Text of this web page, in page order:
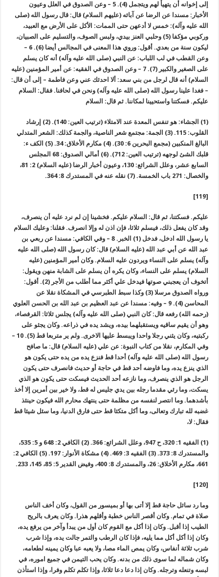
إلى إخوانه أن يتهيأ لهم ويتجمل (4). 5 – وعن الصدوق في العلل وعيون
الأخبار: مسندا عن الرضا عن آبائه (عليهم السلام) قال: قال رسول الله (صلى
الله عليه وآله): خمس لا أدعهن حتى الممات: الأكل على الأرض مع العبيد،
وركوبي مؤكفا (5) وحلبي العنز بيدي، ولبس الصوف، والتسليم على الصبيان،
ليكون سنة من بعدي. أقول: وروي هذا المعنى في المجالس أيضا (6). 6 –
وعن القطب في لب اللباب: عن النبي (صلى الله عليه وآله) أنه كان يسلم
على الصغير والكبير (7). 7 – وعن الصدوق في الفقيه: عن أمير المؤمنين (عليه
السلام) أنه قال لرجل من بني سعد: ألا احدثك عني وعن فاطمة – إلى أن قال:
– فغدا علينا رسول الله (صلى الله عليه وآله) ونحن في لحافنا. فقال: السلام
عليكم. فسكتنا واستحيينا لمكاننا. ثم قال: السلام
(1) الجشاء: هو تنفس المعدة عند الامتلاء (ترتيب العين: 140). (2) إرشاد
القلوب: 115. (3) الجمة: مجتمع شعر الناصية، والجمة كذلك: الشعر المتدلي
البالغ المنكبين (مجمع البحرين 6: 30). (4) مكارم الأخلاق: 34. (5) الكف ء:
قلبك الشئ لوجهه (ترتيب العين: 712). (6) أمالي الصدوق: 68 المجلس
السابع عشر، وعلل الشرائع: 130، وعيون أخبار الرضا (عليه السلام) 2: 81،
والخصال: 271 باب الخمسة. (7) نقله عنه في المستدرك 8: 364.
[119]
عليكم. فسكتنا، ثم قال: السلام عليكم. فخشينا إن لم نرد عليه أن ينصرف،
وقد كان يفعل ذلك، فيسلم ثلاثا، فإن اذن له وإلا انصرف. فقلنا: وعليك السلام
يا رسول الله ادخل، فدخل (1) الخبر. 8 – وفي الكافي: مسندا عن ربعي بن
عبد الله عن أبي عبد الله (عليه السلام) قال: كان رسول الله (صلى الله عليه
وآله) يسلم على النساء ويردون عليه السلام. وكان أمير المؤمنين (عليه
السلام) يسلم على النساء، وكان يكره أن يسلم على الشابة منهن ويقول:
أتخوف أن يعجبني صوتها فيدخل علي أكثر مما أطلب من الأجر (2). أقول:
ورواه الصدوق مرسلا (3) وكذا سبط الطبرسي في المشكاة نقلا عن
المحاسن (4). 9 – وفيه: مسندا عن عبد العظيم بن عبد الله بن الحسن العلوي
(رحمه الله) رفعه قال: كان النبي (صلى الله عليه وآله) يجلس ثلاثا: القرفصاء،
وهو أن يقيم ساقيه ويستقبلهما بيده، ويشد يده في ذراعه. وكان يجثو على
ركبتيه، وكان يثني رجلا واحدا ويبسط عليها الاخرى. ولم ير متربعا قط (5). 10 –
وفي المكارم، نقلا من كتاب النبوة: عن علي (عليه السلام) قال: ما صافح
رسول الله (صلى الله عليه وآله) أحدا قط فنزع يده من يده حتى يكون هو
الذي ينزع يده، وما فاوضه أحد قط في حاجة أو حديث فانصرف حتى يكون
الرجل هو الذي ينصرف، وما نازعه أحد الحديث فيسكت حتى يكون هو الذي
يسكت، وما رئي مقدما رجله بين يدي جليس له قط، ولا خير بين أمرين إلا أخذ
بأشدهما. وما انتصر لنفسه من مظلمة حتى ينتهك محارم الله فيكون حينئذ
غضبه لله تبارك وتعالى، وما أكل متكئا قط حتى فارق الدنيا، وما سئل شيئا قط
فقال: لا،
(1) الفقيه 1: 320، ح 947، وعلل الشرائع: 366. (2) الكافي 2: 648 و 5: 535،
والمستدرك 8: 373. (3) الفقيه 3: 469. (4) مشكاة الأنوار: 197. (5) الكافي 2:
661، مكارم الأخلاق: 26، والمستدرك 8: 400، وفيض القدير 5: 85، 145، 233.
[120]
وما رد سائل حاجة قط إلا أتى بها أو بميسور من القول، وكان أخف الناس
صلاة في تمام. وكان أقصر الناس خطبة وأقلهم هذرا. وكان يعرف بالريح
الطيب إذا أقبل. وكان إذا أكل مع القوم كان أول من يبدأ وآخر من يرفع يده،
وكان إذا أكل أكل مما يليه، فإذا كان الرطب والتمر جالت يده، وإذا شرب
شرب ثلاثة أنفاس، وكان يمص الماء مصا، ولا يعبه عبا وكان يمينه لطعامه،
وكان شماله لما سوى ذلك من بدنه. وكان يحب التيمن في جميع اموره، في
لبسه وتنعله وترجله. وكان إذا دعا دعا ثلاثا، وإذا تكلم تكلم وفرا، وإذا استأذن